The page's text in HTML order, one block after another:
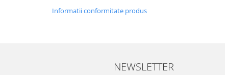
Informatii conformitate produs
NEWSLETTER